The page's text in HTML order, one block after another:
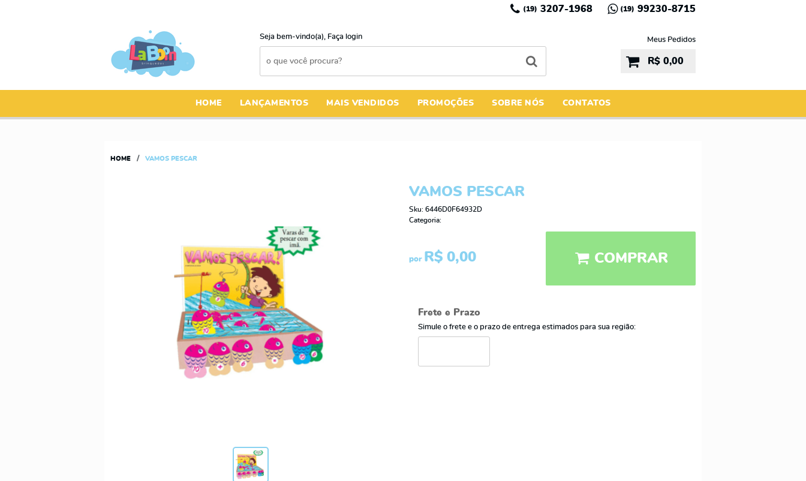
(19) 3207-1968 (19) 99230-8715
Seja bem-vindo(a), Faça login Meus Pedidos
R$ 0,00
HOME LANÇAMENTOS MAIS VENDIDOS PROMOÇÕES SOBRE NÓS CONTATOS
HOME VAMOS PESCAR
VAMOS PESCAR
Sku: 6446D0F64932D
Categoria:
por R$ 0,00 COMPRAR
Frete e Prazo
Simule o frete e o prazo de entrega estimados para sua região: